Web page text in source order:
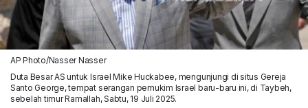
AP Photo/Nasser Nasser
Duta Besar AS untuk Israel Mike Huckabee, mengunjungi di situs Gereja
Santo George, tempat serangan pemukim Israel baru-baru ini, di Taybeh,
sebelah timur Ramallah, Sabtu, 19 Juli 2025.